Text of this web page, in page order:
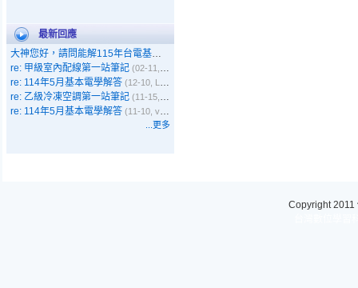
最新回應
大神您好，請問能解115年台電基本電學嗎
re: 甲級室內配線第一站筆記 (02-11, 呵呵)
re: 114年5月基本電學解答 (12-10, Leo)
re: 乙級冷凍空調第一站筆記 (11-15, Emma)
re: 114年5月基本電學解答 (11-10, vbyer)
...更多
Copyright 2011